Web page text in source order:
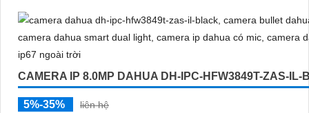
CAMERA IP 8.0MP DAHUA DH-IPC-HFW3849T-ZAS-IL-
5%-35%
liên hệ